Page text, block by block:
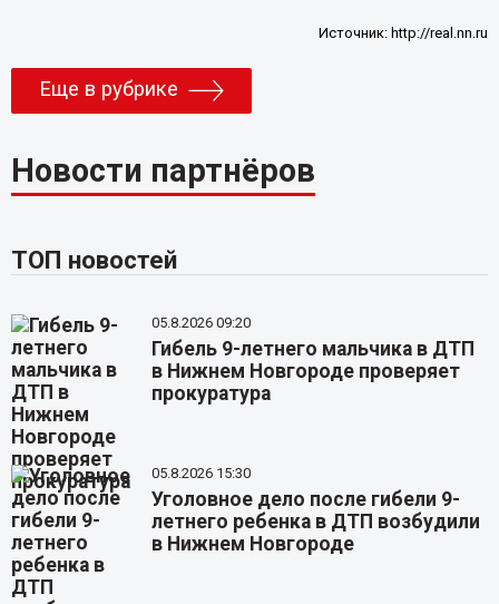
Источник: http://real.nn.ru
Еще в рубрике
Новости партнёров
ТОП новостей
05.8.2026 09:20
Гибель 9-летнего мальчика в ДТП
в Нижнем Новгороде проверяет
прокуратура
05.8.2026 15:30
Уголовное дело после гибели 9-
летнего ребенка в ДТП возбудили
в Нижнем Новгороде